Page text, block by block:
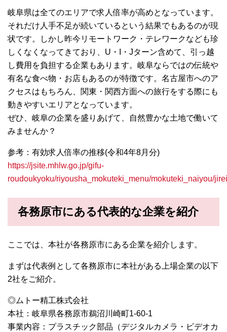
岐阜県は全てのエリアで求人倍率が高めとなっています。
それだけ人手不足が続いているという結果でもあるのが現
状です。しかし昨今リモートワーク・テレワークなども珍
しくなくなってきており、U・I・Jターン含めて、引っ越
し費用を負担する企業もあります。岐阜ならではの伝統や
有名な食べ物・お店もあるのが特徴です。名古屋市へのア
クセスはもちろん、関東・関西方面への旅行をする際にも
動きやすいエリアとなっています。
ぜひ、岐阜の企業を盛りあげて、自然豊かな土地で働いて
みませんか？
参考：有効求人倍率の推移(令和4年8月分)
https://jsite.mhlw.go.jp/gifu-
roudoukyoku/riyousha_mokuteki_menu/mokuteki_naiyou/
各務原市にある代表的な企業を紹介
ここでは、本社が各務原市にある企業を紹介します。
まずは代表例として各務原市に本社がある上場企業の以下
2社をご紹介。
◎ムトー精工株式会社
本社：岐阜県各務原市鵜沼川崎町1-60-1
事業内容：プラスチック部品（デジタルカメラ・ビデオカ